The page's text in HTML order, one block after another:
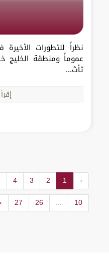
نظراً للتطورات
عموماً ومنطقة الخليج
تأث...
‹
1
2
3
4
10
...
26
27
›